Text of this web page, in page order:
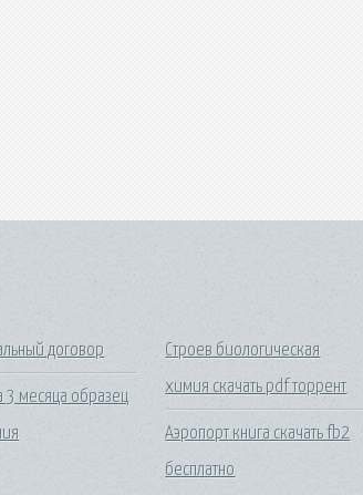
договор
3 месяца образец
Строев биологическая
химия скачать pdf торрент
Аэропорт книга скачать fb2
бесплатно